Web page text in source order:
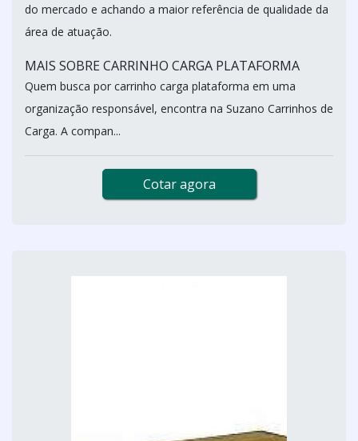
do mercado e achando a maior referência de qualidade da
área de atuação.
MAIS SOBRE CARRINHO CARGA PLATAFORMA
Quem busca por carrinho carga plataforma em uma
organização responsável, encontra na Suzano Carrinhos de
Carga. A compan...
Cotar agora